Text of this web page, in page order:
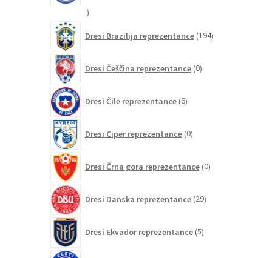
15
Dresi Brazilija reprezentance 194izdelkov
Dresi Češčina reprezentance 0izdelkov
Dresi Čile reprezentance 6izdelkov
Dresi Ciper reprezentance 0izdelkov
Dresi Črna gora reprezentance 0izdelkov
Dresi Danska reprezentance 29izdelkov
Dresi Ekvador reprezentance 5izdelkov